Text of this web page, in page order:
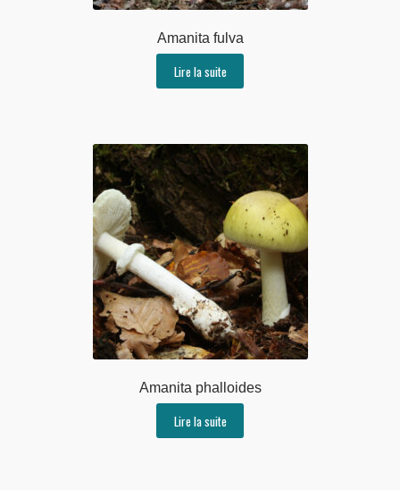
Amanita fulva
Lire la suite
Amanita phalloides
Lire la suite